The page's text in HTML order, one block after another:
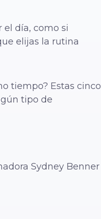
día, como si
elijas la rutina
tiempo? Estas cinco
tipo de
Sydney Benner